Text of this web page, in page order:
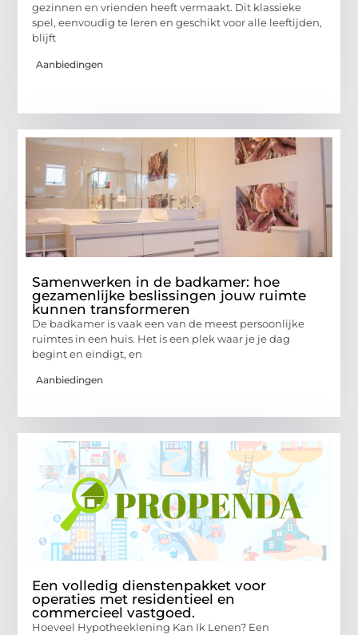
gezinnen en vrienden heeft vermaakt. Dit klassieke
spel, eenvoudig te leren en geschikt voor alle leeftijden,
blijft
Aanbiedingen
Samenwerken in de badkamer: hoe
gezamenlijke beslissingen jouw ruimte
kunnen transformeren
De badkamer is vaak een van de meest persoonlijke
ruimtes in een huis. Het is een plek waar je je dag
begint en eindigt, en
Aanbiedingen
Een volledig dienstenpakket voor
operaties met residentieel en
commercieel vastgoed.
Hoeveel Hypotheeklening Kan Ik Lenen? Een